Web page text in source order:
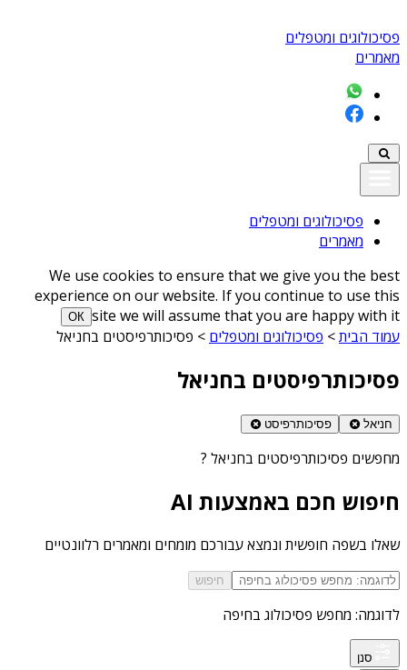
פסיכולוגים ומטפלים
מאמרים
פסיכולוגים ומטפלים
מאמרים
We use cookies to ensure that we give you the best
experience on our website. If you continue to use this
site we will assume that you are happy with it
ОК
עמוד הבית> פסיכולוגים ומטפלים > פסיכותרפיסטים בחניאל
פסיכותרפיסטים בחניאל
חניאל פסיכותרפיסט
מחפשים פסיכותרפיסטים בחניאל ?
חיפוש חכם באמצעות AI
שאלו בשפה חופשית ונמצא עבורכם מומחים ומאמרים רלוונטיים
חיפוש
לדוגמה: מחפש פסיכולוג בחיפה
סנן